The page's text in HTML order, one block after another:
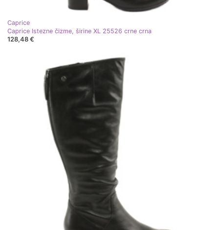
Caprice
Caprice Istezne čizme, širine XL 25526 crne crna
128,48 €